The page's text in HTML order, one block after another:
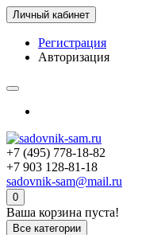
Личный кабинет
Регистрация
Авторизация
+7 (495) 778-18-82
+7 903 128-81-18
sadovnik-sam@mail.ru
0
Ваша корзина пуста!
Все категории